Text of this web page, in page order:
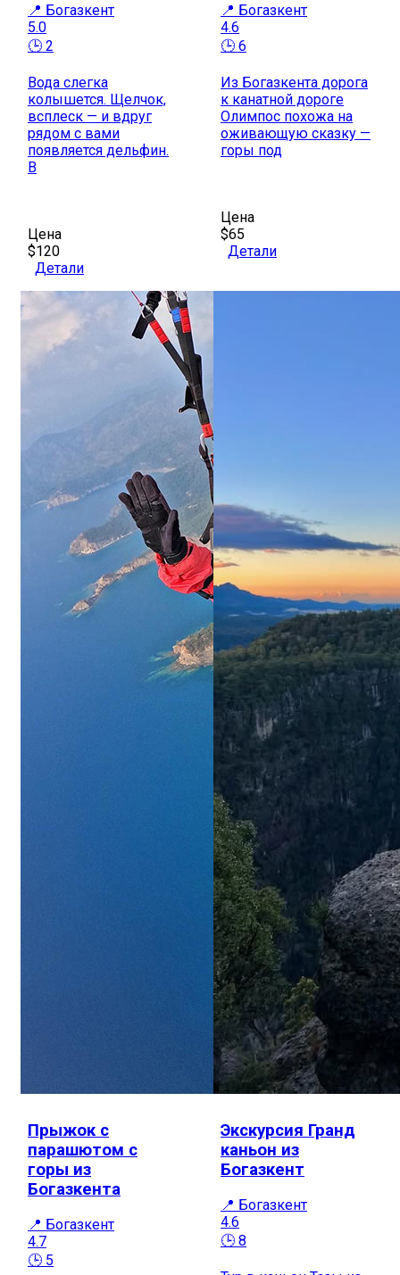
📍 Богазкент
5.0
🕒 2
Вода слегка
колышется. Щелчок,
всплеск — и вдруг
рядом с вами
появляется дельфин.
В
Цена
$120
Детали
📍 Богазкент
4.6
🕒 6
Из Богазкента дорога
к канатной дороге
Олимпос похожа на
оживающую сказку —
горы под
Цена
$65
Детали
Прыжок с
парашютом с
горы из
Богазкента
📍 Богазкент
4.7
🕒 5
Экскурсия Гранд
каньон из
Богазкент
📍 Богазкент
4.6
🕒 8